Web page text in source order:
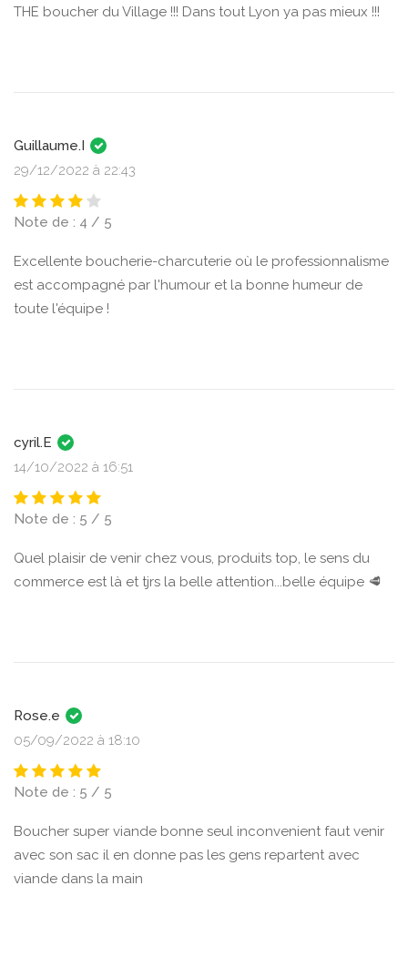
THE boucher du Village !!! Dans tout Lyon ya pas mieux !!!
Guillaume.I
29/12/2022 à 22:43
Note de : 4 / 5
Excellente boucherie-charcuterie où le professionnalisme
est accompagné par l'humour et la bonne humeur de
toute l'équipe !
cyril.E
14/10/2022 à 16:51
Note de : 5 / 5
Quel plaisir de venir chez vous, produits top, le sens du
commerce est là et tjrs la belle attention...belle équipe 🥩
Rose.e
05/09/2022 à 18:10
Note de : 5 / 5
Boucher super viande bonne seul inconvenient faut venir
avec son sac il en donne pas les gens repartent avec
viande dans la main